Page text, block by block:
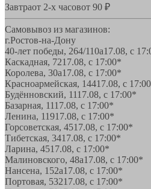
Завтраот 2-х часовот 90 ₽
Самовывоз из магазинов:
г.Ростов-на-Дону
40-лет победы, 264/110а17.08, с
Каскадная, 7217.08, с 17:00*
Королева, 30а17.08, с 17:00*
Красноармейская, 14417.08, с
Будённовский, 1117.08, с 17:00*
Базарная, 1117.08, с 17:00*
Ленина, 11917.08, с 17:00*
Горсоветская, 4517.08, с 17:00*
Тибетская, 3417.08, с 17:00*
Ларина, 4517.08, с 17:00*
Малиновского, 48а17.08, с 17:00*
Нансена, 152а17.08, с 17:00*
Портовая, 53217.08, с 17:00*